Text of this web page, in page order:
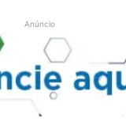
Anúncio